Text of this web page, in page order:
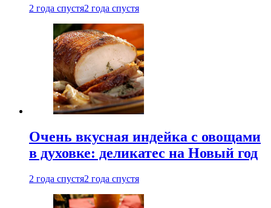
2 года спустя2 года спустя
Очень вкусная индейка с овощами
в духовке: деликатес на Новый год
2 года спустя2 года спустя